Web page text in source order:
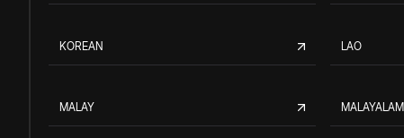
KOREAN LAO
MALAY MALAYALAM